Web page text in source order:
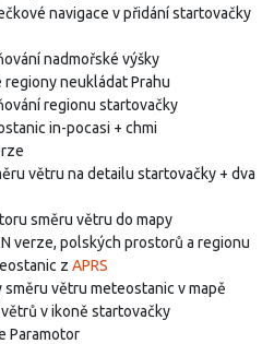
navigace v přidání startovačky
nadmořské výšky
regiony neukládat Prahu
regionu startovačky
in-pocasi + chmi
větru na detailu startovačky + dva
směru větru do mapy
verze, polských prostorů a regionu
z APRS
směru větru meteostanic v mapě
v ikoně startovačky
Paramotor